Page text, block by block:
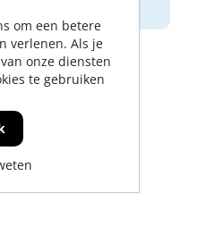
tonen
om een betere
verlenen. Als je
onze diensten
te gebruiken